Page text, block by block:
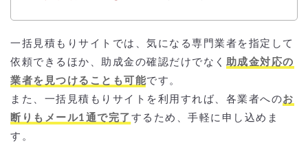
一括見積もりサイトでは、気になる専門業者を指定して
依頼できるほか、助成金の確認だけでなく 助成金対応の
業者を見つけることも可能です。
また、一括見積もりサイトを利用すれば、各業者へのお
断りもメール1通で完了 するため、手軽に申し込めま
す。